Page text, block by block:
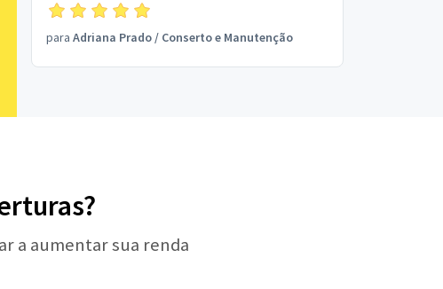
para Adriana Prado/ Conserto e Manutenção
a aumentar sua renda